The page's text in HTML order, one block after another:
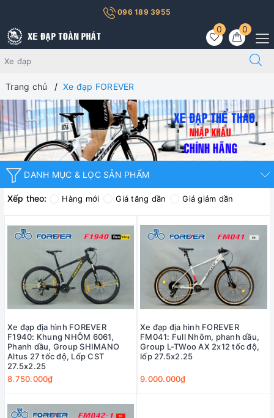
096 189 3955
0
0
Trang chủ Xe đạp FOREVER
DANH MỤC & LỌC SẢN PHẨM
Xếp theo: Hàng mới Giá tăng dần Giá giảm dần
Xe đạp địa hình FOREVER
F1940: Khung NHÔM 6061,
Phanh dầu, Group SHIMANO
Altus 27 tốc độ, Lốp CST
27.5x2.25
8.750.000₫
Xe đạp địa hình FOREVER
FM041: Full Nhôm, phanh dầu,
Group L-TWoo AX 2x12 tốc độ,
lốp 27.5x2.25
9.000.000₫